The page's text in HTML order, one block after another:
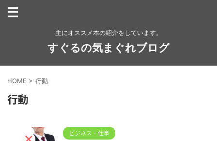
主にオススメ本の紹介をしています。
すぐるの気まぐれブログ
HOME > 行動
行動
ビジネス・仕事